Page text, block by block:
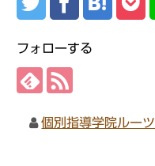
フォローする
個別指導学院ルーツ